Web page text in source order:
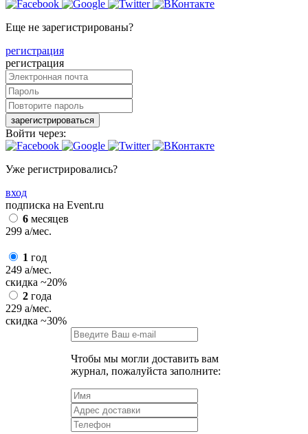
Еще не зарегистрированы?
регистрация
регистрация
зарегистрироваться
Войти через:
Уже регистрировались?
вход
подписка на Event.ru
6 месяцев
299 a/мес.
1 год
249 a/мес.
скидка ~20%
2 года
229 a/мес.
скидка ~30%
Чтобы мы могли доставить вам
журнал, пожалуйста заполните: